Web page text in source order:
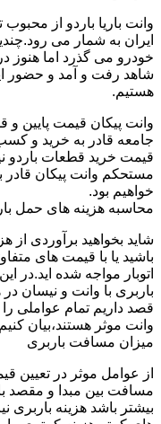
وانت باریا باردو از
ایران به شمار می
خودرو می گذرد اما هنوز
شاهد رفت و آمد و حضور
هستیم.
وانت پیکان قیمت پایین و
جامعه قادر به خرید و
قیمت خرید قطعات باردو
مستحکم وانت پیکان قادر
خواهیم بود.
محاسبه هزینه های حمل
شاید بخواهید برآوردی از
باشید یا با قیمت های
اتوبار مواجه شده اید.در
باربری با وانت و نیسان
قصد داریم تمام عواملی
وانت موثر هستند،بیان
میزان مسافت باربری
از عوامل موثر در تعیین
مسافت بین مبدا و مقصد
بیشتر باشد هزینه